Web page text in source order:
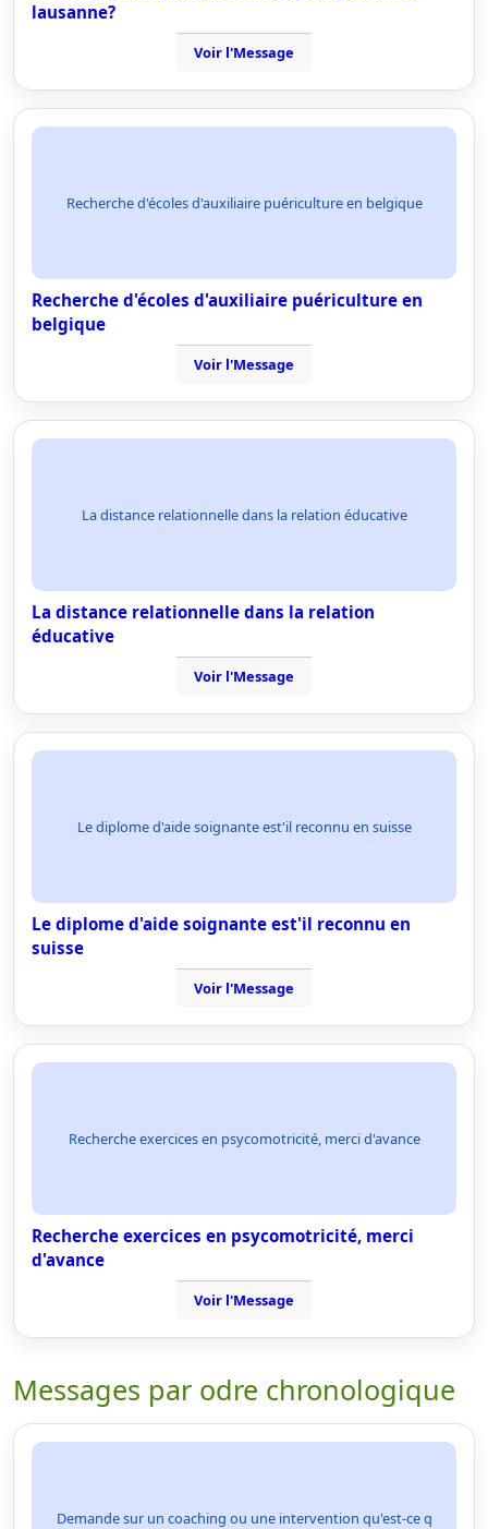
lausanne?
Voir l'Message
Recherche d'écoles d'auxiliaire puériculture en belgique
Recherche d'écoles d'auxiliaire puériculture en
belgique
Voir l'Message
La distance relationnelle dans la relation éducative
La distance relationnelle dans la relation
éducative
Voir l'Message
Le diplome d'aide soignante est'il reconnu en suisse
Le diplome d'aide soignante est'il reconnu en
suisse
Voir l'Message
Recherche exercices en psycomotricité, merci d'avance
Recherche exercices en psycomotricité, merci
d'avance
Voir l'Message
Messages par odre chronologique
Demande sur un coaching ou une intervention qu'est-ce q